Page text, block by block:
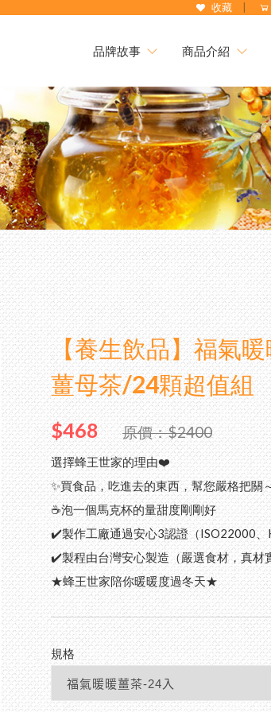
收藏
品牌故事
品牌故事
商品介紹
本月優惠｜中秋
時優惠開跑✦活
買就送✦熱銷明
280元↗
下殺33折✦父親
第2件7折起✦頂
熱銷禮盒250元
組
買大送小✦陳釀
熱銷No.1 頂級
麻素 ✦ 好眠養顏
三日齡蜂王漿/
綠蜂膠葉黃素 ✦
配方
高濃度巴西綠蜂
劑/膠囊/400億
100% 頂級蒲鹽
100% 台灣頂級
高山野花冬蜜｜
龍眼蜜｜國際三
荔枝蜜
百花蜜
陳釀蜂蜜醋
陳釀蜂蜜醋
養生黑糖/冰糖
花 / 桂圓紅棗薑
蜂蜜枇杷潤喉糖/
喉糖
節慶生日送禮 ✦
企業大宗採購
0800-899828
【養生飲品】福氣
薑母茶/24顆超值組
$468 原價：$2400
選擇蜂王世家的理由❤️
✨買食品，吃進去的東西，幫您嚴格把關
☕️泡一個馬克杯的量甜度剛剛好
✔️製作工廠通過安心3認證（ISO22000、
✔️製程由台灣安心製造（嚴選食材，真材
★蜂王世家陪你暖暖度過冬天★
規格